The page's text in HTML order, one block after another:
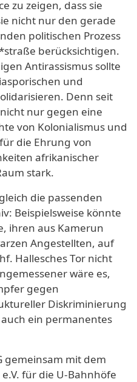
zu zeigen, dass sie
nicht nur den gerade
politischen Prozess
berücksichtigen.
Antirassismus sollte
und
Denn seit
nur gegen eine
von Kolonialismus und
die Ehrung von
afrikanischer
stark.
die passenden
Beispielsweise könnte
ihren aus Kamerun
Angestellten, auf
Hallesches Tor nicht
wäre es,
gegen
Diskriminierung
ein permanentes
gemeinsam mit dem
für die U-Bahnhöfe